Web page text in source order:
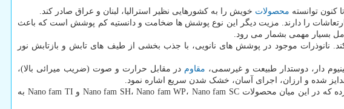
کنون توانسته محصولات خویش را به کشورهایی نظیر استرالیا، لبنان و عراق صادر کند.
را دارند. مزیت دیگر این نوع پوشش ها ضخامت و دانستیه کم پوشش است که باعث
بسیار مهمی بشمار می رود.
موجود در پوشش های نانویی، با جذب بخشی از طیف های تابش و بازتابش نور
دار، دوستدار طبیعت و غیرسمی، مقاوم در مقابل حرارت و صوت (ضریب میرائی بالا)،
شده و ارزان، اجرای آسان، خشک شدن سریع اشاره نمود.
کارخانه این شرکت واقع در شهرک صنعتی شمس آباد، از سال ۱۳۸۵ مبادرت به تولید نانوپوشش هایی با خواص منحصر به فرد کرده که در این میان محصولات Nano fam SH، Nano fam WP، Nano fam SC و Nano fam TI به